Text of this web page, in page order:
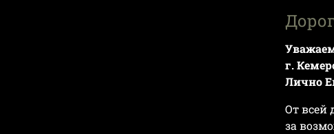
г.
Лично
От всей
за